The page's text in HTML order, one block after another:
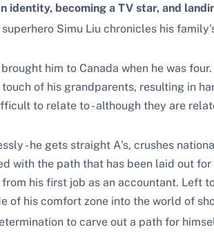
becoming a TV star, and
Simu Liu chronicles his
him to Canada when he was
of his grandparents, resulting in
to relate to - although they are
- he gets straight A's, crushes
with the path that has been laid out
his first job as an accountant. Left
of his comfort zone into the world of
to carve out a path for